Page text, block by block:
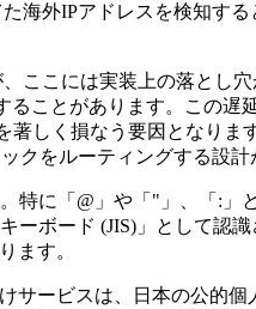
海外IPアドレスを検知
ここには実装上の落と
ることがあります。この
しく損なう要因となり
クをルーティングする設計
に「@」や「"」、「:
ボード (JIS)」として認
ます。
ービスは、日本の公的